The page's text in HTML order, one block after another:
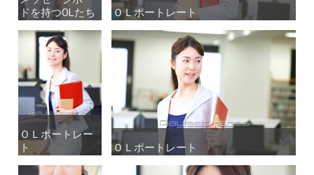
ドを持つOLたち
ドを持つOLたち
ＯＬポートレート
ＯＬポートレート
ＯＬポートレー
ト
ＯＬポートレー
ト
ＯＬポートレート
ＯＬポートレート